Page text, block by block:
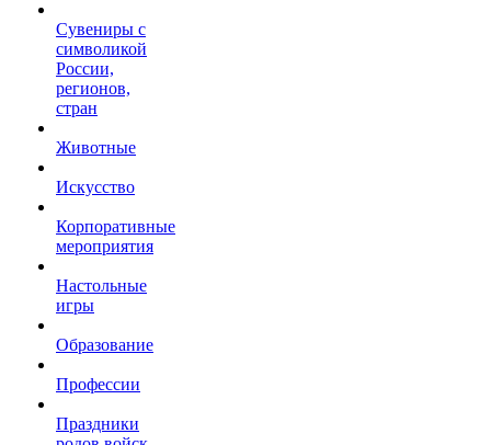
Сувениры с
символикой
России,
регионов,
стран
Животные
Искусство
Корпоративные
мероприятия
Настольные
игры
Образование
Профессии
Праздники